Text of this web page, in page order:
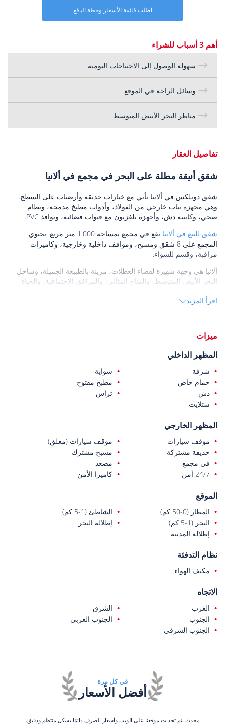
اطلب قائمة الأسعار وخطة الدفع
أهم 3 أسباب للشراء
سهولة الوصول إلى الاحتياجات اليومية
وسائل الراحة في الموقع
مناظر البحر الأبيض المتوسط
تفاصيل العقار
شقق أنيقة مطلة على البحر في مجمع في ألانيا
شقق دوبلكس في ألانيا تأتي مع خيارات حديقة وأرضيات على السطح.
وهي مجهزة بباب خارجي من الفولاذ، وأدوات مطبخ مدمجة، ونظام
صحي، وكابينة دش، وأجهزة تلفزيون مع قنوات فضائية، ونوافذ PVC.
شقق للبيع في ألانيا
تقع في مجمع بمساحة 1.000 متر مربع. يحتوي
المجمع على 8 شقق ومسبح، ومواقف داخلية وخارجية، وكاميرات
مراقبة، وقسم للشواء.
ألانيا هي وجهة شهيرة لقضاء العطلات، مزينة بالطبيعة الجميلة، وساحل
البحر الأبيض المتوسط، والمناخ المثالي، والمرافق الاجتماعية، والحياة
اقرأ المزيد
ميزات
المظهر الداخلي
شرفة
شواية
حمام خاص
مطبخ مفتوح
دش
تراس
ستلايت
المظهر الخارجي
موقف سيارات
موقف سيارات (مغلق)
حديقة مشتركة
مسبح مشترك
في مجمع
مصعد
24/7 أمن
كاميرا الأمن
الموقع
المطار (0-50 كم)
الشاطئ (1-5 كم)
البحر (1-5 كم)
إطلالة البحر
إطلالة المدينة
نظام التدفئة
مكيف الهواء
الاتجاه
الغرب
الشرق
الجنوب
الجنوب الغربي
الجنوب الشرقي
أفضل الأسعار
في كل مرة
محدث يتم تحديث موقعنا على الويب وأسعار الصرف دائمًا بشكل منتظم ودقيق.